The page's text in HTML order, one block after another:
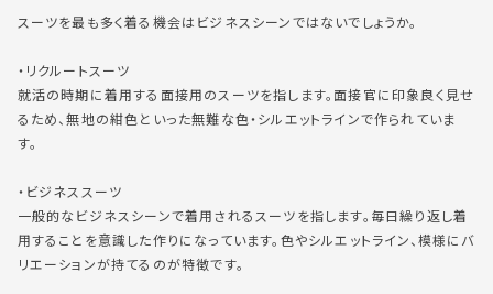
スーツを最も多く着る機会はビジネスシーンではないでしょうか。
・リクルートスーツ
就活の時期に着用する面接用のスーツを指します。面接官に印象良く見せ
るため、無地の紺色といった無難な色・シルエットラインで作られていま
す。
・ビジネススーツ
一般的なビジネスシーンで着用されるスーツを指します。毎日繰り返し着
用することを意識した作りになっています。色やシルエットライン、模様にバ
リエーションが持てるのが特徴です。